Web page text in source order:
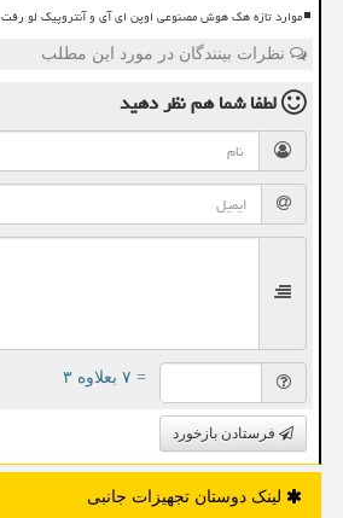
موارد تازه هک هوش مصنوعی اوپن ای آی و آنتروپیک لو رفت
نظرات بینندگان در مورد این مطلب
لطفا شما همنظر دهید
= ۷ بعلاوه ۳
فرستادن بازخورد
لینک دوستان تجهیزات جانبی